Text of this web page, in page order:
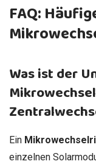
FAQ:
Was ist der
Ein
einzelnen